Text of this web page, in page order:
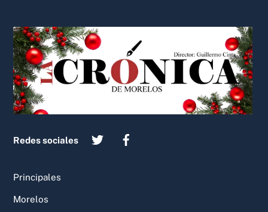
To
Top
Redes sociales
Principales
Morelos